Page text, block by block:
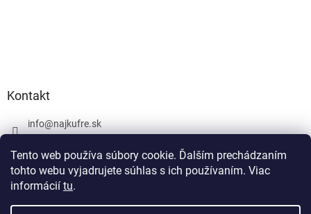
Tento web používa súbory cookie. Ďalším prechádzaním
tohto webu vyjadrujete súhlas s ich používaním. Viac
informácií tu.
Kontakt
info@najkufre.sk
Facebook